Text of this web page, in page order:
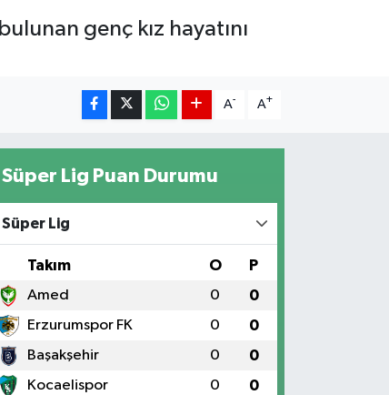
genç kız hayatını
A- A+
Süper Lig Puan Durumu
Süper Lig
Takım O P
Amed 0 0
Erzurumspor FK 0 0
Başakşehir 0 0
Kocaelispor 0 0